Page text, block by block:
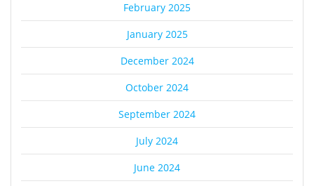
February 2025
January 2025
December 2024
October 2024
September 2024
July 2024
June 2024